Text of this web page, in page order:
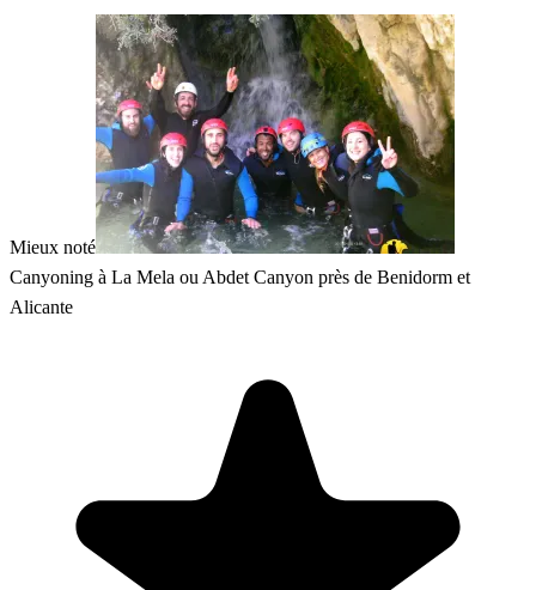
Mieux noté
Canyoning à La Mela ou Abdet Canyon près de Benidorm et
Alicante